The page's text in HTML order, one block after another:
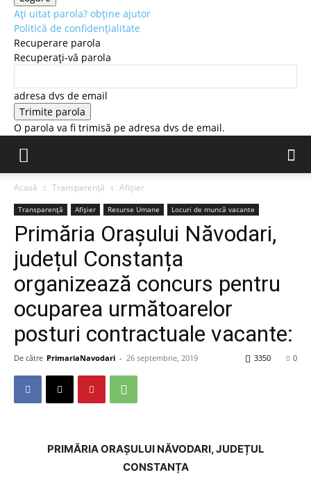
Ați uitat parola? obține ajutor
Politică de confidențialitate
Recuperare parola
Recuperați-vă parola
adresa dvs de email
O parola va fi trimisă pe adresa dvs de email.
Acasă Transparență Afișier
Transparență Afișier Resurse Umane Locuri de muncă vacante
Primăria Orașului Năvodari,
județul Constanța
organizează concurs pentru
ocuparea următoarelor
posturi contractuale vacante:
De către PrimariaNavodari - 26 septembrie, 2019 0
3350
PRIMĂRIA ORAȘULUI NĂVODARI, JUDEȚUL
CONSTANȚA